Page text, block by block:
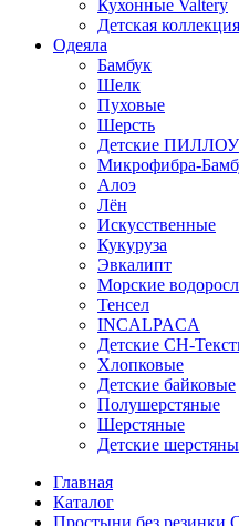
Кухонные Valtery
Детская коллекция
Одеяла
Бамбук
Шелк
Пуховые
Шерсть
Детские ПИЛЛОУ
Микрофибра-
Алоэ
Лён
Искусственные
Кукуруза
Эвкалипт
Морские
Тенсел
INCALPACA
Детские СН-
Хлопковые
Детские байковые
Полушерстяные
Шерстяные
Детские
Главная
Каталог
Простыни без резинки